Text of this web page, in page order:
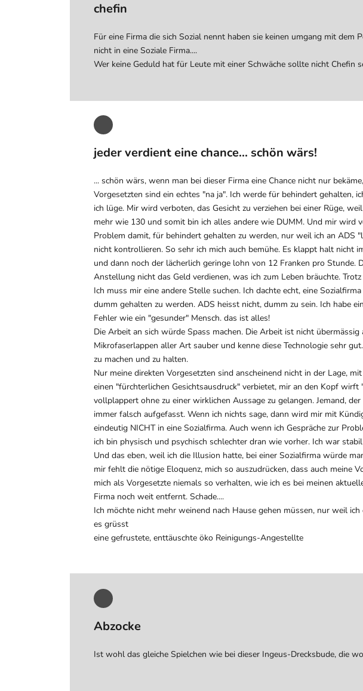
chefin
Für eine Firma die sich Sozial nennt haben sie keinen umgang mit
nicht in eine Soziale Firma....
Wer keine Geduld hat für Leute mit einer Schwäche sollte nicht Chefin
jeder verdient eine chance... schön wärs!
... schön wärs, wenn man bei dieser Firma eine Chance nicht nur
Vorgesetzten sind ein echtes "na ja". Ich werde für behindert
ich lüge. Mir wird verboten, das Gesicht zu verziehen bei einer Rüge,
mehr wie 130 und somit bin ich alles andere wie DUMM. Und mir
Problem damit, für behindert gehalten zu werden, nur weil ich an ADS
nicht kontrollieren. So sehr ich mich auch bemühe. Es klappt halt nicht
und dann noch der lächerlich geringe lohn von 12 Franken pro
Anstellung nicht das Geld verdienen, was ich zum Leben bräuchte.
Ich muss mir eine andere Stelle suchen. Ich dachte echt, eine
dumm gehalten zu werden. ADS heisst nicht, dumm zu sein. Ich habe
Fehler wie ein "gesunder" Mensch. das ist alles!
Die Arbeit an sich würde Spass machen. Die Arbeit ist nicht
Mikrofaserlappen aller Art sauber und kenne diese Technologie sehr
zu machen und zu halten.
Nur meine direkten Vorgesetzten sind anscheinend nicht in der Lage,
einen "fürchterlichen Gesichtsausdruck" verbietet, mir an den Kopf
vollplappert ohne zu einer wirklichen Aussage zu gelangen. Jemand,
immer falsch aufgefasst. Wenn ich nichts sage, dann wird mir mit
eindeutig NICHT in eine Sozialfirma. Auch wenn ich Gespräche zur
ich bin physisch und psychisch schlechter dran wie vorher. Ich war
Und das eben, weil ich die Illusion hatte, bei einer Sozialfirma würde
mir fehlt die nötige Eloquenz, mich so auszudrücken, dass auch meine
mich als Vorgesetzte niemals so verhalten, wie ich es bei meinen
Firma noch weit entfernt. Schade....
Ich möchte nicht mehr weinend nach Hause gehen müssen, nur weil
es grüsst
eine gefrustete, enttäuschte öko Reinigungs-Angestellte
Abzocke
Ist wohl das gleiche Spielchen wie bei dieser Ingeus-Drecksbude, die